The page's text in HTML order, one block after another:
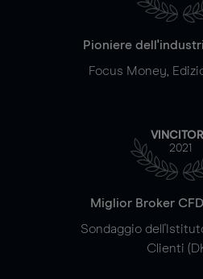
Pioniere
Focus Money,
2021
Miglior Broker
Sondaggio
Clienti